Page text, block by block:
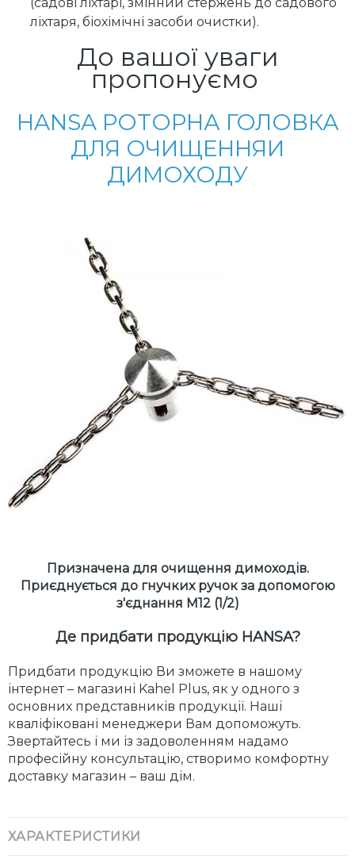
ліхтаря, біохімічні засоби очистки).
До вашої уваги
пропонуємо
HANSA РОТОРНА ГОЛОВКА
ДЛЯ ОЧИЩЕННЯИ
ДИМОХОДУ
Призначена для очищення димоходів.
Приєднується до гнучких ручок за допомогою
з'єднання М12 (1/2)
Де придбати продукцію HANSA?
Придбати продукцію Ви зможете в нашому
інтернет – магазині Kahel Plus, як у одного з
основних представників продукції. Наші
кваліфіковані менеджери Вам допоможуть.
Звертайтесь і ми із задоволенням надамо
професійну консультацію, створимо комфортну
доставку магазин – ваш дім.
ХАРАКТЕРИСТИКИ